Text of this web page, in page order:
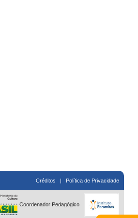
Créditos | Política de Privacidade
Coordenador Pedagógico